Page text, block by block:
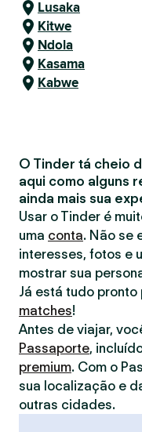
Lusaka
Kitwe
Ndola
Kasama
Kabwe
O Tinder tá cheio
aqui como alguns
ainda mais sua
Usar o Tinder é
uma conta. Não se
interesses, fotos e
mostrar sua
Já está tudo
matches!
Antes de viajar,
Passaporte,
premium. Com o
sua localização e
outras cidades.